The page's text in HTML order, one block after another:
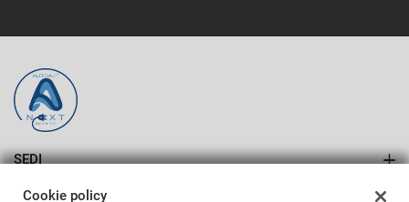
SEDI
SASSARI
Cookie policy